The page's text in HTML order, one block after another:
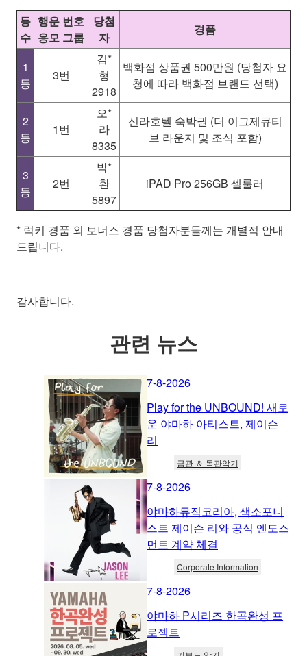
등
수
행운 번호
응모 그룹
당첨
자
경품
1
등
3번
김*
형
2918
백화점 상품권 500만원 (당첨자 요
청에 따라 백화점 브랜드 선택)
2
등
1번
오*
라
8335
신라호텔 숙박권 (더 이그제큐티
브 라운지 및 조식 포함)
3
등
2번
박*
환
5897
iPAD Pro 256GB 셀룰러
* 럭키 경품 외 보너스 경품 당첨자분들께는 개별적 안내
드립니다.
감사합니다.
관련 뉴스
7-8-2026
Play for the UNBOUND! 새로
운 야마하 아티스트, 제이슨
리
금관 ＆ 목관악기
7-8-2026
야마하뮤직코리아, 색소포니
스트 제이슨 리와 공식 엔도스
먼트 계약 체결
Corporate Information
7-8-2026
야마하 P시리즈 한곡완성 프
로젝트